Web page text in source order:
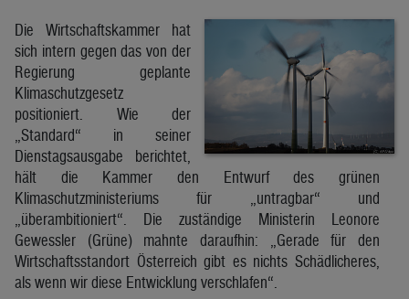
Die Wirtschaftskammer hat
sich intern gegen das von der
Regierung geplante
Klimaschutzgesetz
positioniert. Wie der
„Standard“ in seiner
Dienstagsausgabe berichtet,
hält die Kammer den Entwurf des grünen
Klimaschutzministeriums für „untragbar“ und
„überambitioniert“. Die zuständige Ministerin Leonore
Gewessler (Grüne) mahnte daraufhin: „Gerade für den
Wirtschaftsstandort Österreich gibt es nichts Schädlicheres,
als wenn wir diese Entwicklung verschlafen“.